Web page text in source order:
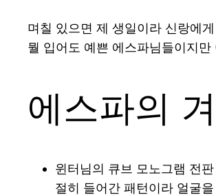
며칠 있으면 제 생일이라 신랑에
뭘 입어도 예쁜 에스파님들이지
에스파의
윈터님의 큐브 모노그램 전
절히 들어간 패턴이라 얼굴